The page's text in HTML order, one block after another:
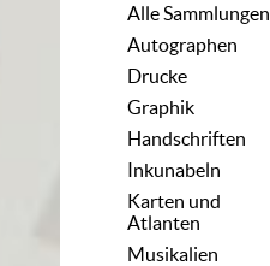
Alle Sammlungen
Autographen
Drucke
Graphik
Handschriften
Inkunabeln
Karten und
Atlanten
Musikalien